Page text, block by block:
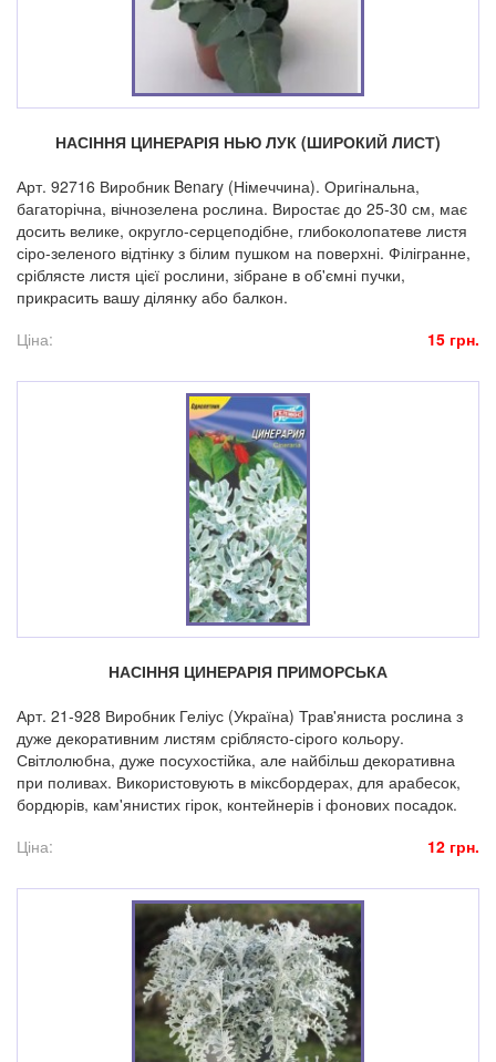
НАСІННЯ ЦИНЕРАРІЯ НЬЮ ЛУК (ШИРОКИЙ ЛИСТ)
Арт. 92716 Виробник Benary (Німеччина). Оригінальна,
багаторічна, вічнозелена рослина. Виростає до 25-30 см, має
досить велике, округло-серцеподібне, глибоколопатеве листя
сіро-зеленого відтінку з білим пушком на поверхні. Філігранне,
сріблясте листя цієї рослини, зібране в об'ємні пучки,
прикрасить вашу ділянку або балкон.
Ціна:
15 грн.
НАСІННЯ ЦИНЕРАРІЯ ПРИМОРСЬКА
Арт. 21-928 Виробник Геліус (Україна) Трав'яниста рослина з
дуже декоративним листям сріблясто-сірого кольору.
Світлолюбна, дуже посухостійка, але найбільш декоративна
при поливах. Використовують в міксбордерах, для арабесок,
бордюрів, кам'янистих гірок, контейнерів і фонових посадок.
Ціна:
12 грн.